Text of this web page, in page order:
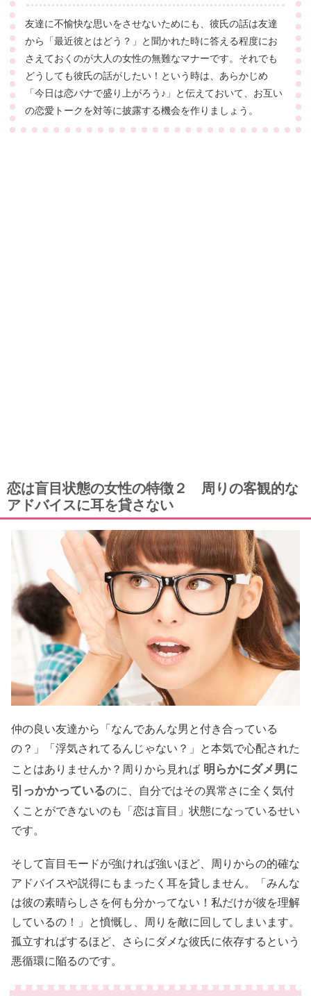
友達に不愉快な思いをさせないためにも、彼氏の話は友達
から「最近彼とはどう？」と聞かれた時に答える程度にお
さえておくのが大人の女性の無難なマナーです。それでも
どうしても彼氏の話がしたい！という時は、あらかじめ
「今日は恋バナで盛り上がろう♪」と伝えておいて、お互い
の恋愛トークを対等に披露する機会を作りましょう。
恋は盲目状態の女性の特徴２ 周りの客観的な
アドバイスに耳を貸さない
仲の良い友達から「なんであんな男と付き合っている
の？」「浮気されてるんじゃない？」と本気で心配された
ことはありませんか？周りから見れば 明らかにダメ男に
引っかかっているのに、自分ではその異常さに全く気付
くことができないのも「恋は盲目」状態になっているせい
です。
そして盲目モードが強ければ強いほど、周りからの的確な
アドバイスや説得にもまったく耳を貸しません。「みんな
は彼の素晴らしさを何も分かってない！私だけが彼を理解
しているの！」と憤慨し、周りを敵に回してしまいます。
孤立すればするほど、さらにダメな彼氏に依存するという
悪循環に陥るのです。